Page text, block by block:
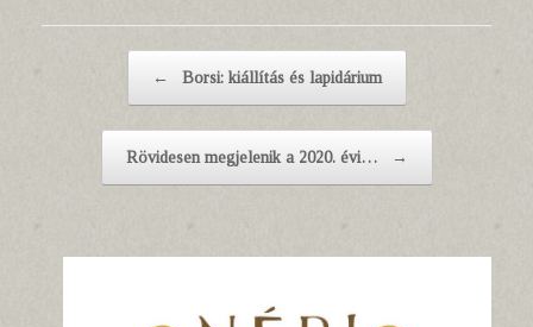
←
Borsi: kiállítás és lapidárium
Rövidesen megjelenik a 2020. évi… →